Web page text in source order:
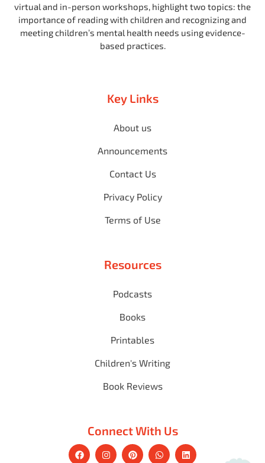
virtual and in-person workshops, highlight two topics: the
importance of reading with children and recognizing and
meeting children’s mental health needs using evidence-
based practices.
Key Links
About us
Announcements
Contact Us
Privacy Policy
Terms of Use
Resources
Podcasts
Books
Printables
Children's Writing
Book Reviews
Connect With Us